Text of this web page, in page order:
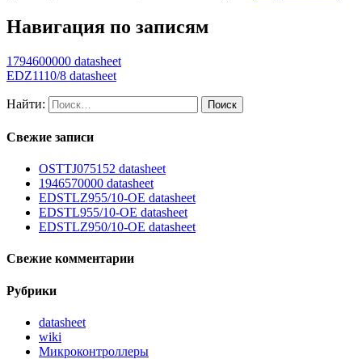
Навигация по записям
1794600000 datasheet
EDZ1110/8 datasheet
Найти:
Свежие записи
OSTTJ075152 datasheet
1946570000 datasheet
EDSTLZ955/10-OE datasheet
EDSTL955/10-OE datasheet
EDSTLZ950/10-OE datasheet
Свежие комментарии
Рубрики
datasheet
wiki
Микроконтроллеры